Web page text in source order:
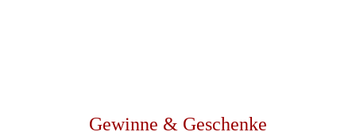
Gewinne & Geschenke